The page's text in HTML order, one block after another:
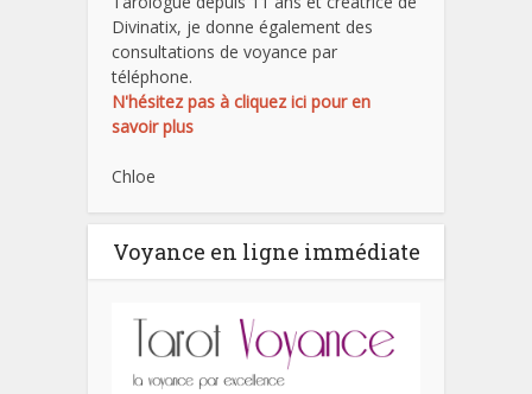
Divinatix, je donne également des
consultations de voyance par
téléphone.
N'hésitez pas à cliquez ici pour en
savoir plus
Chloe
Voyance en ligne immédiate